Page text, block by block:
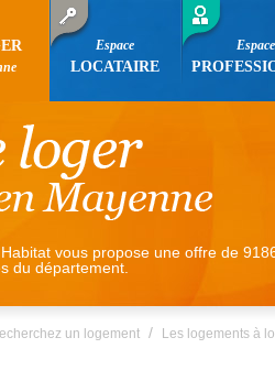
Espace
LOCATAIRE
Espace
vous propose une offre de
du département.
un logement / Les logements à